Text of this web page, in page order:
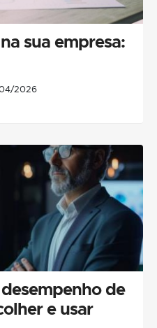
sua empresa:
2026
de
e usar